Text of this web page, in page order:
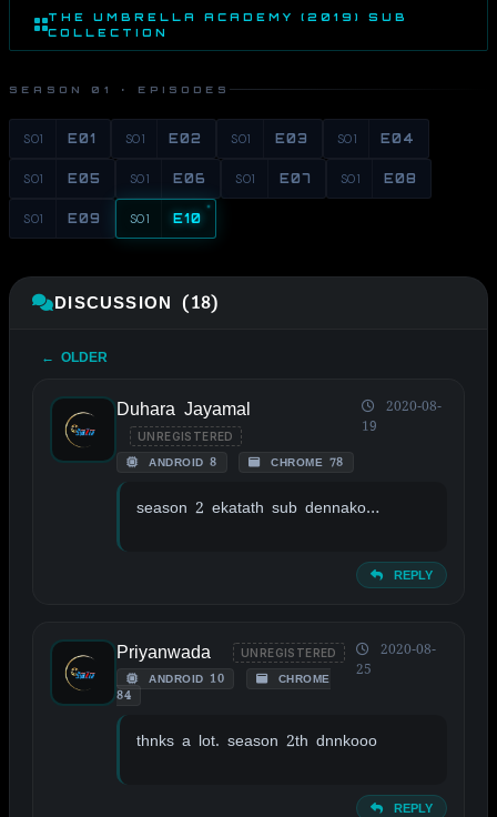
THE UMBRELLA ACADEMY (2019) SUB
COLLECTION
SEASON 01 · EPISODES
S01 E01 S01 E02 S01 E03 S01 E04
S01 E05 S01 E06 S01 E07 S01 E08
S01 E09 S01 E10
DISCUSSION (18)
← OLDER
Duhara Jayamal
UNREGISTERED
ANDROID 8 CHROME 78
2020-08-
19
season 2 ekatath sub dennako…
REPLY
Priyanwada UNREGISTERED
ANDROID 10
CHROME
84
2020-08-
25
thnks a lot. season 2th dnnkooo
REPLY